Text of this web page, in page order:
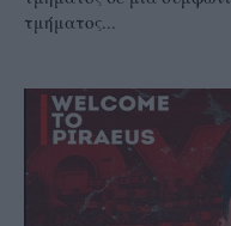
τμήματος...